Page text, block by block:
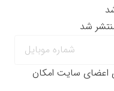
شد
اعضای سایت امکان